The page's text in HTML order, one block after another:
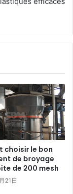
choisir le bon
de broyage
de 200 mesh
21日